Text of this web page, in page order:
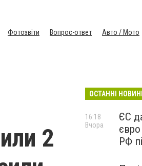
Фотозвіти Вопрос-ответ
Авто / Мото
2
ОСТАННІ
ЄС
РФ
16:18
Вчора